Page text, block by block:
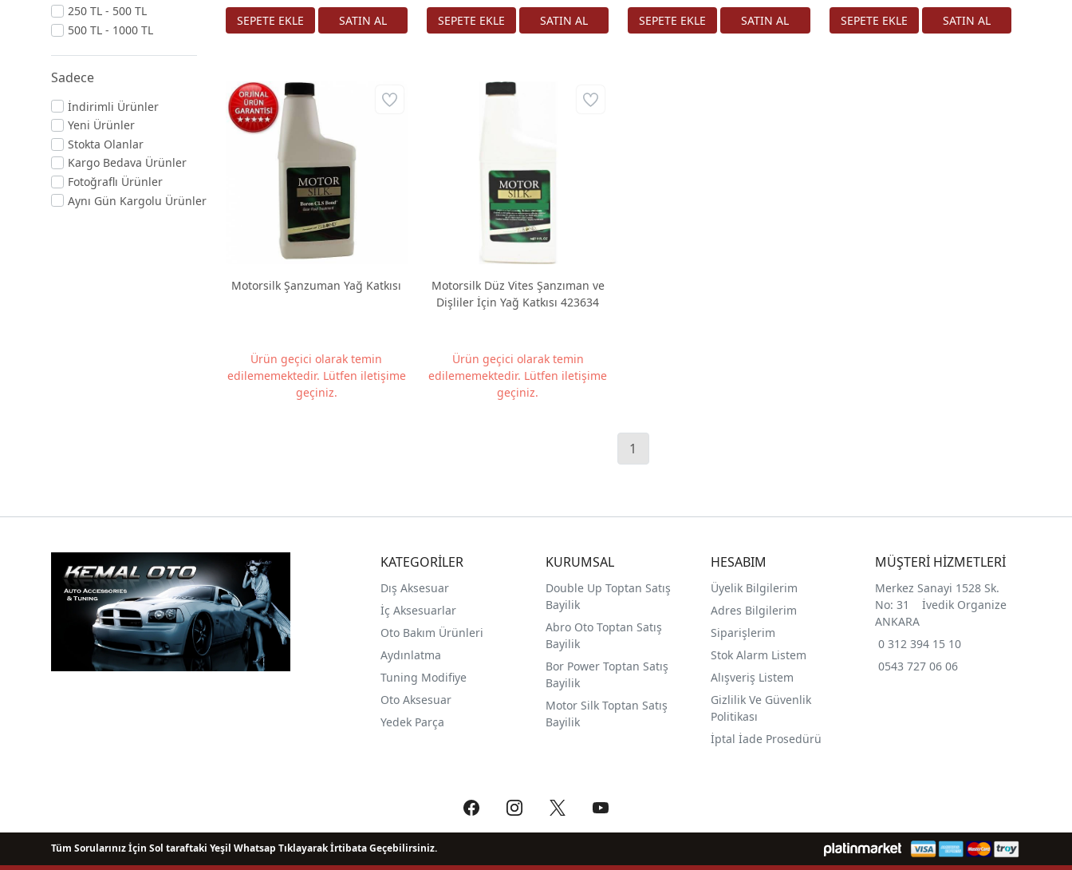
250 TL - 500 TL
500 TL - 1000 TL
Sadece
İndirimli Ürünler
Yeni Ürünler
Stokta Olanlar
Kargo Bedava Ürünler
Fotoğraflı Ürünler
Aynı Gün Kargolu Ürünler
Motorsilk Şanzuman Yağ Katkısı
Ürün geçici olarak temin
edilememektedir. Lütfen iletişime
geçiniz.
Motorsilk Düz Vites Şanzıman ve
Dişliler İçin Yağ Katkısı 423634
Ürün geçici olarak temin
edilememektedir. Lütfen iletişime
geçiniz.
1
KATEGORİLER
Dış Aksesuar
İç Aksesuarlar
Oto Bakım Ürünleri
Aydınlatma
Tuning Modifiye
Oto Aksesuar
Yedek Parça
KURUMSAL
Double Up Toptan Satış
Bayilik
Abro Oto Toptan Satış
Bayilik
Bor Power Toptan Satış
Bayilik
Motor Silk Toptan Satış
Bayilik
HESABIM
Üyelik Bilgilerim
Adres Bilgilerim
Siparişlerim
Stok Alarm Listem
Alışveriş Listem
Gizlilik Ve Güvenlik
Politikası
İptal İade Prosedürü
MÜŞTERİ HİZMETLERİ
Merkez Sanayi 1528 Sk.
No: 31 İvedik Organize
ANKARA
0 312 394 15 10
0543 727 06 06
Tüm Sorularınız İçin Sol taraftaki Yeşil Whatsap Tıklayarak İrtibata Geçebilirsiniz.